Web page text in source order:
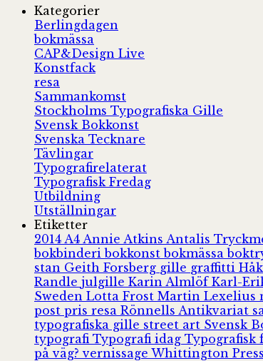
Kategorier
Berlingdagen
bokmässa
CAP&Design Live
Konstfack
resa
Sammankomst
Stockholms Typografiska Gille
Svensk Bokkonst
Svenska Tecknare
Tävlingar
Typografirelaterat
Typografisk Fredag
Utbildning
Utställningar
Etiketter
2014 A4 Annie Atkins Antalis
bokbinderibokkonstbokmässa
stan Geith Forsberg gille graffitti
Randle julgille Karin Almlöf Karl-
Sweden Lotta Frost Martin Lexelius
post pris resa Rönnells Antikvariat
typografiska gille street art Svensk
typografi Typografi idag Typografisk
på väg?vernissage Whittington Press